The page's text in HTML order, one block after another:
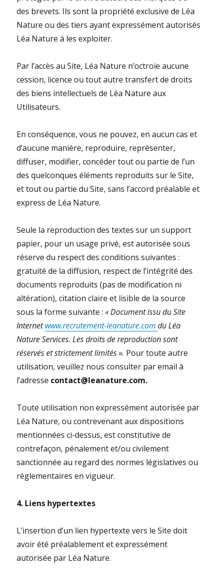
des brevets. Ils sont la propriété exclusive de Léa
Nature ou des tiers ayant expressément autorisés
Léa Nature à les exploiter.
Par l’accès au Site, Léa Nature n’octroie aucune
cession, licence ou tout autre transfert de droits
des biens intellectuels de Léa Nature aux
Utilisateurs.
En conséquence, vous ne pouvez, en aucun cas et
d’aucune manière, reproduire, représenter,
diffuser, modifier, concéder tout ou partie de l’un
des quelconques éléments reproduits sur le Site,
et tout ou partie du Site, sans l’accord préalable et
express de Léa Nature.
Seule la reproduction des textes sur un support
papier, pour un usage privé, est autorisée sous
réserve du respect des conditions suivantes :
gratuité de la diffusion, respect de l’intégrité des
documents reproduits (pas de modification ni
altération), citation claire et lisible de la source
sous la forme suivante :« Document issu du Site
Internetwww.recrutement-leanature.comdu Léa
Nature Services. Les droits de reproduction sont
réservés et strictement limités ». Pour toute autre
utilisation, veuillez nous consulter par email à
l’adresse contact@leanature.com.
Toute utilisation non expressément autorisée par
Léa Nature, ou contrevenant aux dispositions
mentionnées ci-dessus, est constitutive de
contrefaçon, pénalement et/ou civilement
sanctionnée au regard des normes législatives ou
réglementaires en vigueur.
4. Liens hypertextes
L’insertion d’un lien hypertexte vers le Site doit
avoir été préalablement et expressément
autorisée par Léa Nature.